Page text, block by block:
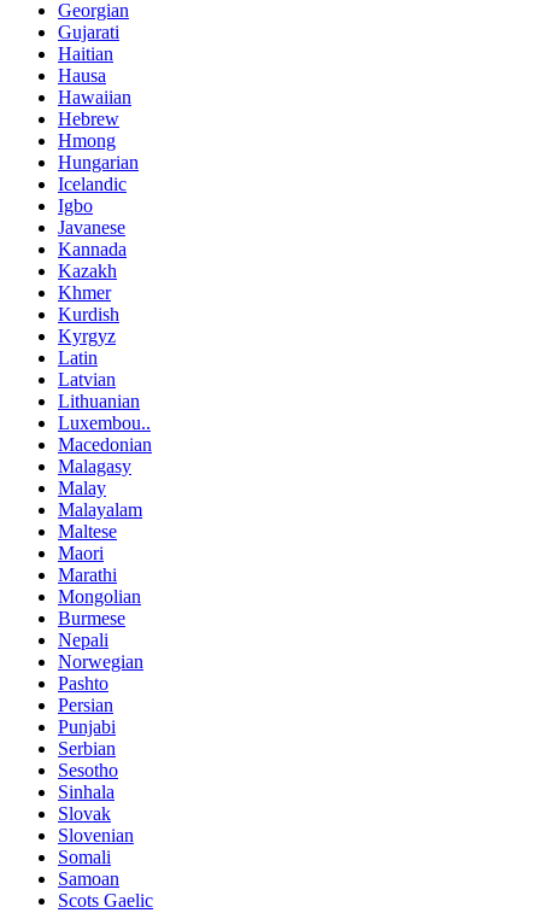
Georgian
Gujarati
Haitian
Hausa
Hawaiian
Hebrew
Hmong
Hungarian
Icelandic
Igbo
Javanese
Kannada
Kazakh
Khmer
Kurdish
Kyrgyz
Latin
Latvian
Lithuanian
Luxembou..
Macedonian
Malagasy
Malay
Malayalam
Maltese
Maori
Marathi
Mongolian
Burmese
Nepali
Norwegian
Pashto
Persian
Punjabi
Serbian
Sesotho
Sinhala
Slovak
Slovenian
Somali
Samoan
Scots Gaelic